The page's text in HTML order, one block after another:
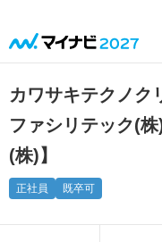
カワサキテクノク
ファシリテック(
(株)】
正社員 既卒可